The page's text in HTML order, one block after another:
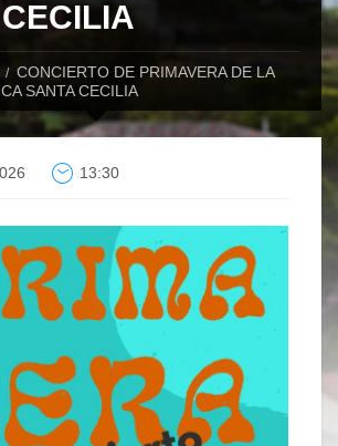
CONCIERTO DE PRIMAVERA DE LA
SANTA CECILIA
13:30